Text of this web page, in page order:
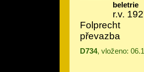
beletrie
r.v.
Folprecht
převazba
D734, vloženo: